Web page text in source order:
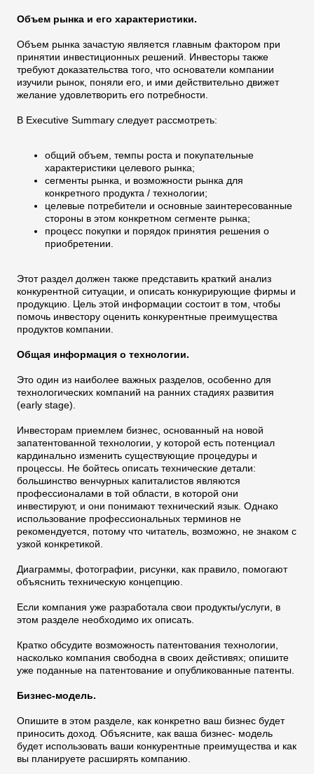
Объем рынка и его характеристики.
Объем рынка зачастую является главным фактором при
принятии инвестиционных решений. Инвесторы также
требуют доказательства того, что основатели компании
изучили рынок, поняли его, и ими действительно движет
желание удовлетворить его потребности.
В Executive Summary следует рассмотреть:
oбщий объем, темпы роста и покупательные
характеристики целевого рынка;
cегменты рынка, и возможности рынка для
конкретного продукта / технологии;
целевые потребители и основные заинтересованные
стороны в этом конкретном сегменте рынка;
процесс покупки и порядок принятия решения о
приобретении.
Этот раздел должен также представить краткий анализ
конкурентной ситуации, и описать конкурирующие фирмы и
продукцию. Цель этой информации состоит в том, чтобы
помочь инвестору оценить конкурентные преимущества
продуктов компании.
Общая информация о технологии.
Это один из наиболее важных разделов, особенно для
технологических компаний на ранних стадиях развития
(early stage).
Инвесторам приемлем бизнес, основанный на новой
запатентованной технологии, у которой есть потенциал
кардинально изменить существующие процедуры и
процессы. Не бойтесь описать технические детали:
большинство венчурных капиталистов являются
профессионалами в той области, в которой они
инвестируют, и они понимают технический язык. Однако
использование профессиональных терминов не
рекомендуется, потому что читатель, возможно, не знаком с
узкой конкретикой.
Диаграммы, фотографии, рисунки, как правило, помогают
объяснить техническую концепцию.
Если компания уже разработала свои продукты/услуги, в
этом разделе необходимо их описать.
Кратко обсудите возможность патентования технологии,
насколько компания свободна в своих дейстивях; опишите
уже поданные на патентование и опубликованные патенты.
Бизнес-модель.
Опишите в этом разделе, как конкретно ваш бизнес будет
приносить доход. Объясните, как ваша бизнес- модель
будет использовать ваши конкурентные преимущества и как
вы планируете расширять компанию.